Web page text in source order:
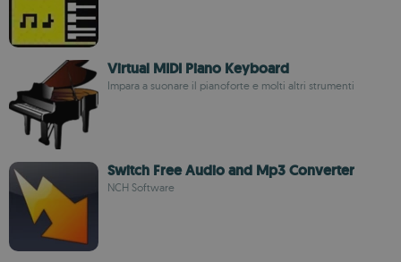
Virtual MIDI Piano Keyboard
Impara a suonare il pianoforte e molti altri strumenti
Switch Free Audio and Mp3 Converter
NCH Software